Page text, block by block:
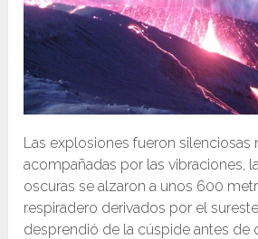
Las explosiones fueron silenciosas
acompañadas por las vibraciones,
oscuras se alzaron a unos 600
respiradero derivados por el
desprendió de la cúspide antes de